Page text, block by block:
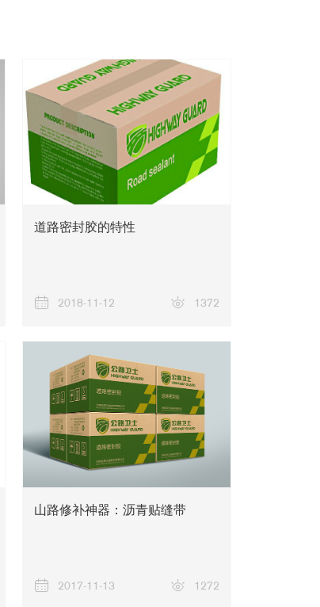
关于我们
道路密封胶的特性
2018-11-12 1372
山路修补神器：沥青贴缝带
2017-11-13 1272